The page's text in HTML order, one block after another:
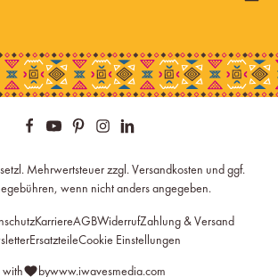
Mehrwertsteuer zzgl.Versandkosten und ggf.
wenn nicht anders angegeben.
bywww.iwavesmedia.com
KarriereAGBWiderrufZahlung & Versand
ErsatzteileCookie Einstellungen